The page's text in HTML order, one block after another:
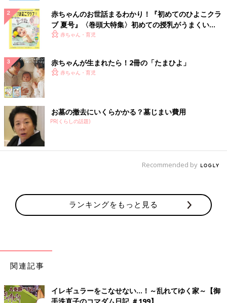
赤ちゃんのお世話まるわかり！『初めてのひよこクラ
ブ 夏号』〈巻頭大特集〉初めての授乳がうまくい
く！ おっぱい・ミルクの基本と夏のトラブル 解決テ
赤ちゃん・育児
赤ちゃんが生まれたら！2冊の「たまひよ」
赤ちゃん・育児
お墓の撤去にいくらかかる？墓じまい費用
PR(くらしの話題)
Recommended by
ランキングをもっと見る
関連記事
イレギュラーをこなせない…！～乱れてゆく家～【御